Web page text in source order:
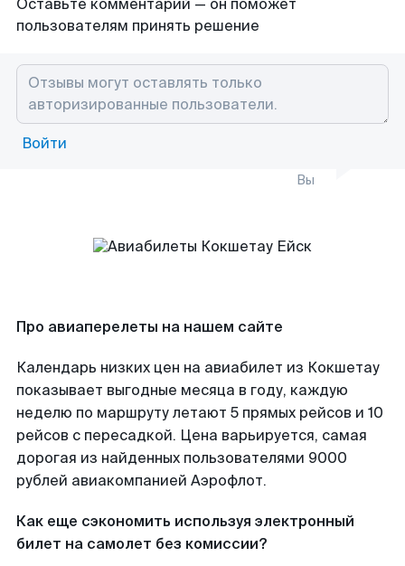
Оставьте комментарий — он поможет
пользователям принять решение
Войти
Вы
Про авиаперелеты на нашем сайте
Календарь низких цен на авиабилет из Кокшетау
показывает выгодные месяца в году, каждую
неделю по маршруту летают 5 прямых рейсов и 10
рейсов с пересадкой. Цена варьируется, самая
дорогая из найденных пользователями 9000
рублей авиакомпанией Аэрофлот.
Как еще сэкономить используя электронный
билет на самолет без комиссии?